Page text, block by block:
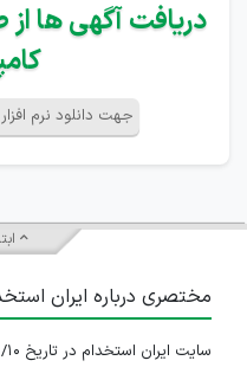
دریافت آگهی ها از
جهت دانلود نرم
مختصری درباره ایران